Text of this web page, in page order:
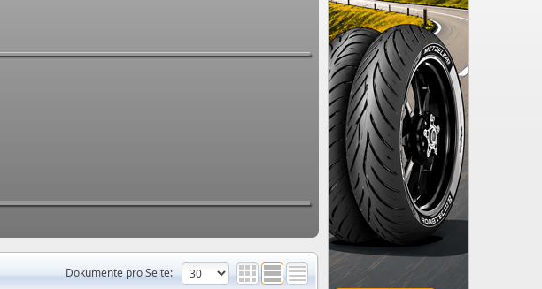
Dokumente pro Seite: